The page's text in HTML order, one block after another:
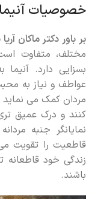
خصوصیات
بر باور دکتر ماکان
مختلف، متفاوت است
بسزایی دارد.
عواطف و نیاز به
مردان کمک می‌ نماید
کنند و درک عمیق
نمایانگر جنبه
قاطعیت را تقویت
زندگی خود
باشند.